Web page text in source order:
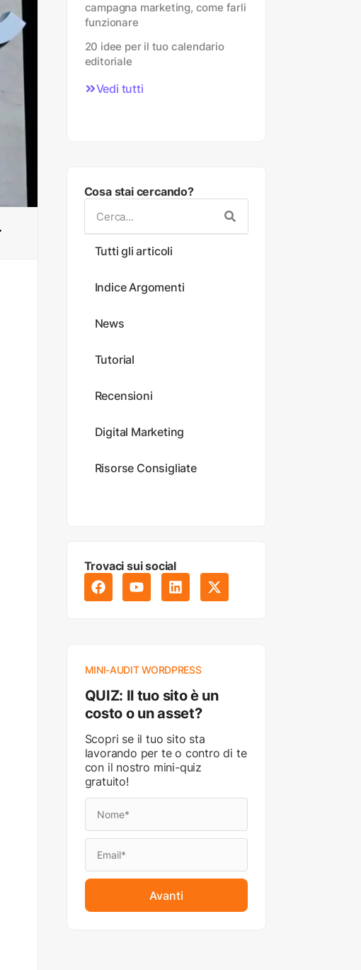
campagna marketing, come farli
funzionare
20 idee per il tuo calendario
editoriale
Vedi tutti
Cosa stai cercando?
Tutti gli articoli
Indice Argomenti
News
Tutorial
Recensioni
Digital Marketing
Risorse Consigliate
Trovaci sui social
MINI-AUDIT WORDPRESS
QUIZ: Il tuo sito è un
costo o un asset?
Scopri se il tuo sito sta
lavorando per te o contro di te
con il nostro mini-quiz
gratuito!
Avanti